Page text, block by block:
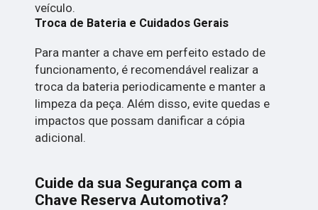
veículo.
Troca de Bateria e Cuidados Gerais
Para manter a chave em perfeito estado de
funcionamento, é recomendável realizar a
troca da bateria periodicamente e manter a
limpeza da peça. Além disso, evite quedas e
impactos que possam danificar a cópia
adicional.
Cuide da sua Segurança com a
Chave Reserva Automotiva?